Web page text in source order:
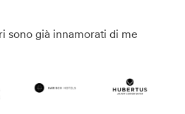
sono già innamorati di me